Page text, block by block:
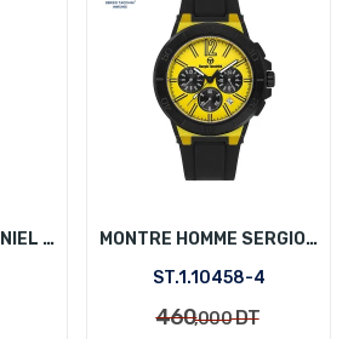
MONTRE FEMME DANIEL KLEIN DK.1.14152-5
MONTRE HOMME SERGIO TACCHINI ST.1.10458-4
ST.1.10458-4
460,000DT